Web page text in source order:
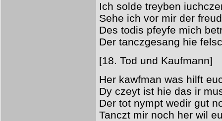
Ich solde treyben
Sehe ich vor mir der
Des todis pfeyfe mich
Der tanczgesang hie
[18. Tod und Kaufmann]
Her kawfman was hilft
Dy czeyt ist hie das ir
Der tot nympt wedir gut
Tanczt mir noch her wil